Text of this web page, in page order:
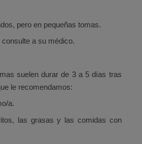
pero en pequeñas tomas.
a su médico.
suelen durar de 3 a 5 días tras
le recomendamos:
a.
las grasas y las comidas con